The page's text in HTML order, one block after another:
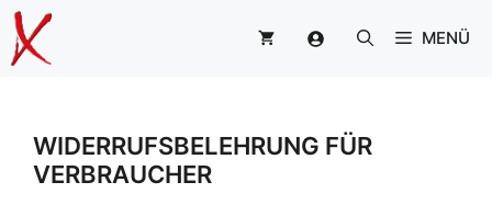
Zum
Inhalt
springen
MENÜ
WIDERRUFSBELEHRUNG FÜR
VERBRAUCHER